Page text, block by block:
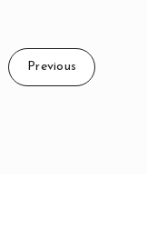
Previous